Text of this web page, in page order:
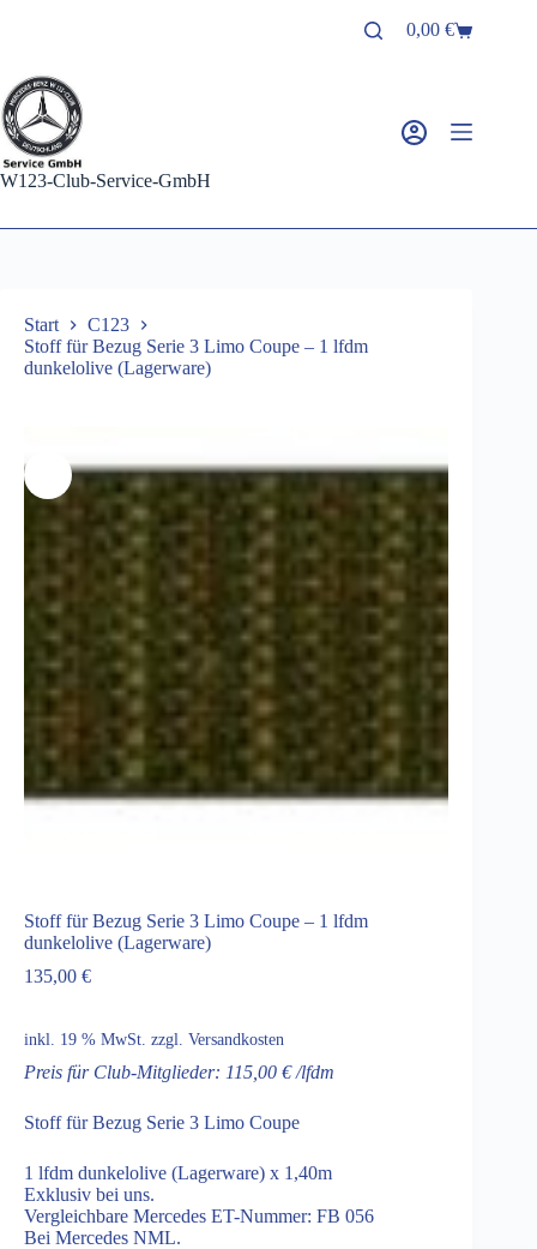
Warenkorb
0,00€
W123-Club-Service-GmbH
Start
C123
Stoff für Bezug Serie 3 Limo Coupe – 1 lfdm
dunkelolive (Lagerware)
Stoff für Bezug Serie 3 Limo Coupe – 1 lfdm
dunkelolive (Lagerware)
135,00 €
inkl. 19 % MwSt. zzgl. Versandkosten
Preis für Club-Mitglieder: 115,00 € /lfdm
Stoff für Bezug Serie 3 Limo Coupe
1 lfdm dunkelolive (Lagerware) x 1,40m
Exklusiv bei uns.
Vergleichbare Mercedes ET-Nummer: FB 056
Bei Mercedes NML.